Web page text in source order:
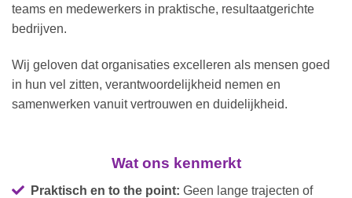
teams en medewerkers in praktische, resultaatgerichte
bedrijven.
Wij geloven dat organisaties excelleren als mensen goed
in hun vel zitten, verantwoordelijkheid nemen en
samenwerken vanuit vertrouwen en duidelijkheid.
Wat ons kenmerkt
Praktisch en to the point: Geen lange trajecten of